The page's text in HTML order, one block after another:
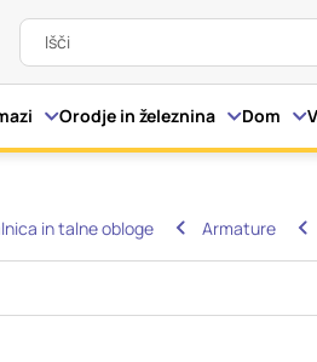
Išči
Orodje in železnina Dom
in talne obloge Armature
Nastavitve
Ko obiščete katero
pa skrbijo, da vaše
razkrivajo